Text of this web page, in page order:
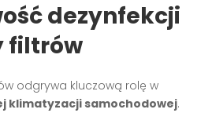
dezynfekcji
filtrów
odgrywa kluczową rolę w
klimatyzacji samochodowej.